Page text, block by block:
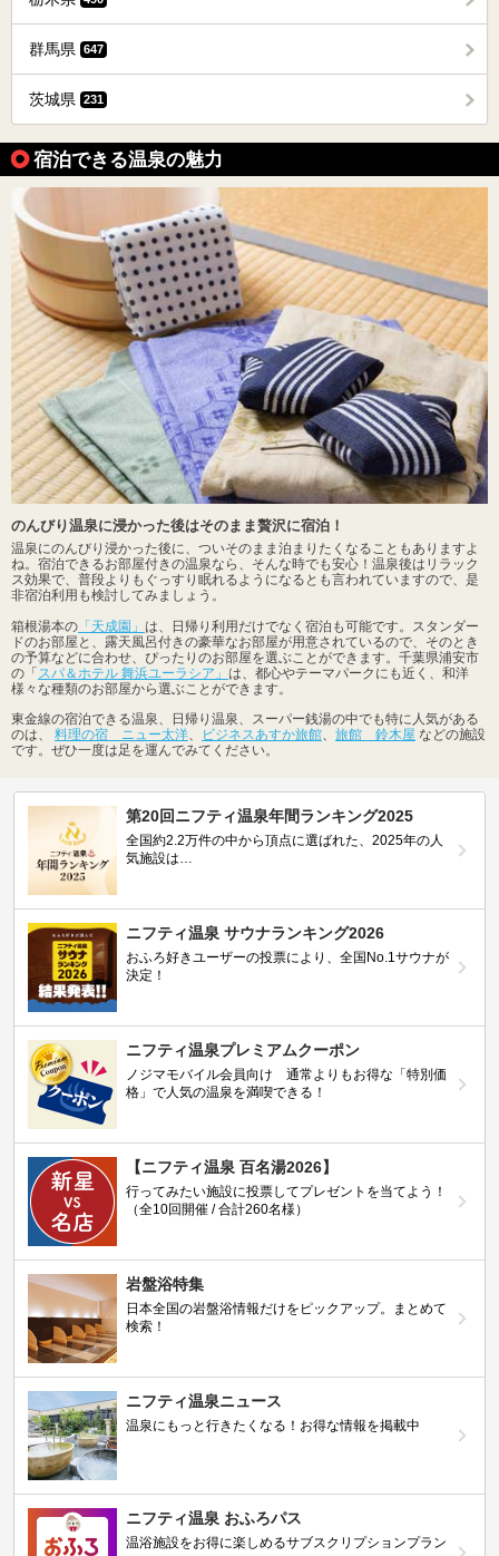
群馬県 647
茨城県 231
宿泊できる温泉の魅力
のんびり温泉に浸かった後はそのまま贅沢に宿泊！
温泉にのんびり浸かった後に、ついそのまま泊まりたくなることもありますよ
ね。宿泊できるお部屋付きの温泉なら、そんな時でも安心！温泉後はリラック
ス効果で、普段よりもぐっすり眠れるようになるとも言われていますので、是
非宿泊利用も検討してみましょう。
箱根湯本の 「天成園」 は、日帰り利用だけでなく宿泊も可能です。スタンダー
ドのお部屋と、露天風呂付きの豪華なお部屋が用意されているので、そのとき
の予算などに合わせ、ぴったりのお部屋を選ぶことができます。千葉県浦安市
の「 スパ＆ホテル 舞浜ユーラシア」 は、都心やテーマパークにも近く、和洋
様々な種類のお部屋から選ぶことができます。
東金線の宿泊できる温泉、日帰り温泉、スーパー銭湯の中でも特に人気がある
のは、 料理の宿 ニュー太洋、 ビジネスあすか旅館、 旅館 鈴木屋 などの施設
です。ぜひ一度は足を運んでみてください。
第20回ニフティ温泉年間ランキング2025
全国約2.2万件の中から頂点に選ばれた、2025年の人
気施設は…
ニフティ温泉 サウナランキング2026
おふろ好きユーザーの投票により、全国No.1サウナが
決定！
ニフティ温泉プレミアムクーポン
ノジマモバイル会員向け 通常よりもお得な「特別価
格」で人気の温泉を満喫できる！
【ニフティ温泉 百名湯2026】
行ってみたい施設に投票してプレゼントを当てよう！
（全10回開催 / 合計260名様）
岩盤浴特集
日本全国の岩盤浴情報だけをピックアップ。まとめて
検索！
ニフティ温泉ニュース
温泉にもっと行きたくなる！お得な情報を掲載中
ニフティ温泉 おふろパス
温浴施設をお得に楽しめるサブスクリプションプラン